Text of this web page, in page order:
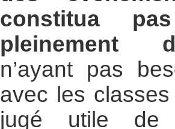
constitua
pleinement
n’ayant pas
avec les
jugé utile de